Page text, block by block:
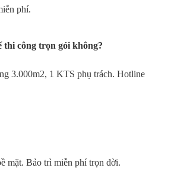
phí.
thi công trọn gói không?
3.000m2, 1 KTS phụ trách. Hotline
mặt. Bảo trì miễn phí trọn đời.